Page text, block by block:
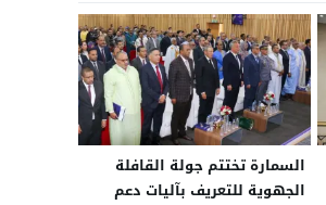
السمارة تختتم جولة القافلة
الجهوية للتعريف بآليات دعم